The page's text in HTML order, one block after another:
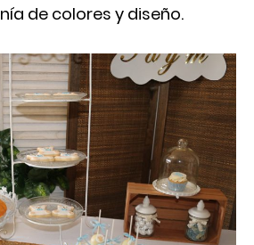
de colores y diseño.